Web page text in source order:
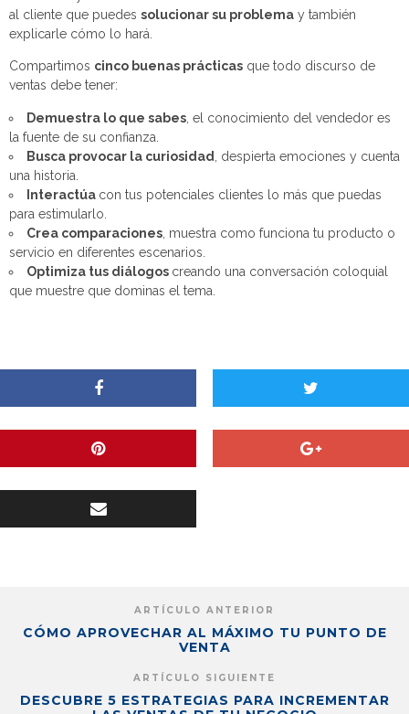
al cliente que puedes solucionar su problema y también
explicarle cómo lo hará.
Compartimos cinco buenas prácticas que todo discurso de
ventas debe tener:
Demuestra lo que sabes, el conocimiento del vendedor es
la fuente de su confianza.
Busca provocar la curiosidad, despierta emociones y cuenta
una historia.
Interactúa con tus potenciales clientes lo más que puedas
para estimularlo.
Crea comparaciones, muestra como funciona tu producto o
servicio en diferentes escenarios.
Optimiza tus diálogos creando una conversación coloquial
que muestre que dominas el tema.
ARTÍCULO ANTERIOR
CÓMO APROVECHAR AL MÁXIMO TU PUNTO DE
VENTA
ARTÍCULO SIGUIENTE
DESCUBRE 5 ESTRATEGIAS PARA INCREMENTAR